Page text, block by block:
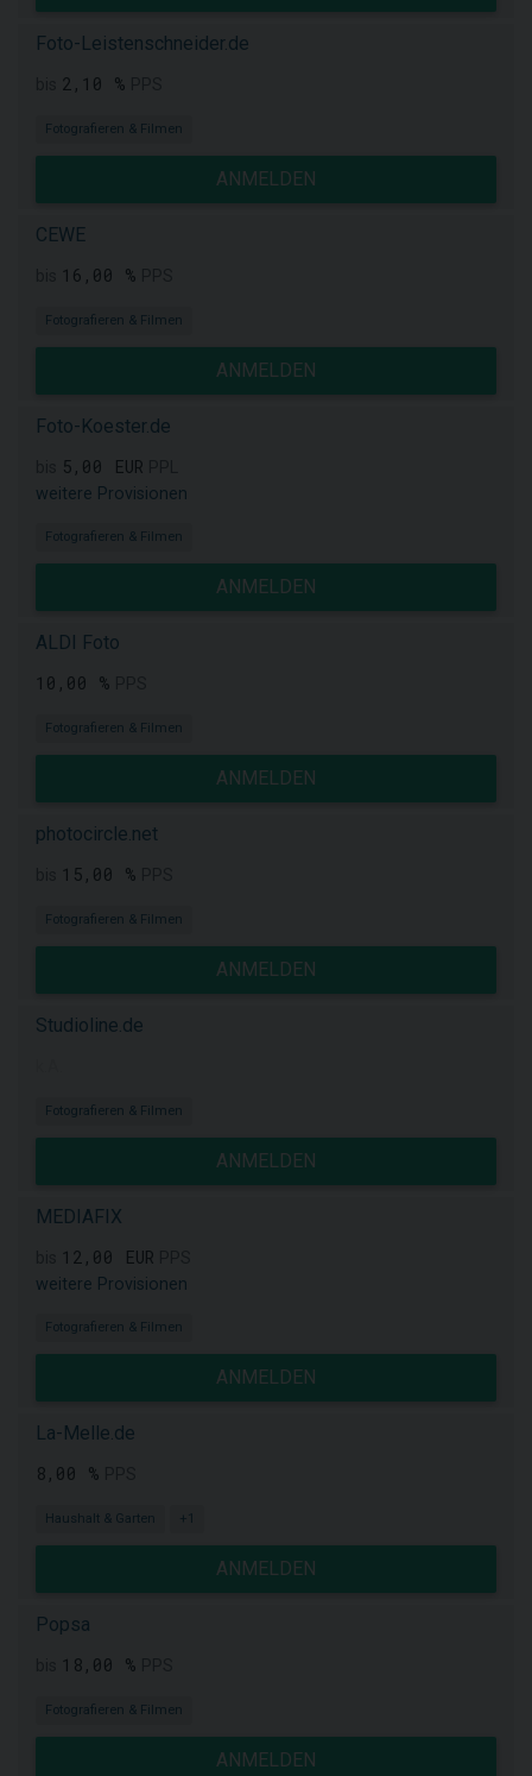
Foto-Leistenschneider.de
2,10 %
Fotografieren & Filmen
ANMELDEN
CEWE
16,00 %
Fotografieren & Filmen
ANMELDEN
Foto-Koester.de
5,00 EUR
weitere Provisionen
Fotografieren & Filmen
ANMELDEN
ALDI Foto
10,00 %
Fotografieren & Filmen
ANMELDEN
photocircle.net
15,00 %
Fotografieren & Filmen
ANMELDEN
Studioline.de
Fotografieren & Filmen
ANMELDEN
MEDIAFIX
12,00 EUR
weitere Provisionen
Fotografieren & Filmen
ANMELDEN
La-Melle.de
8,00 %
Haushalt & Garten +1
ANMELDEN
Popsa
18,00 %
Fotografieren & Filmen
ANMELDEN